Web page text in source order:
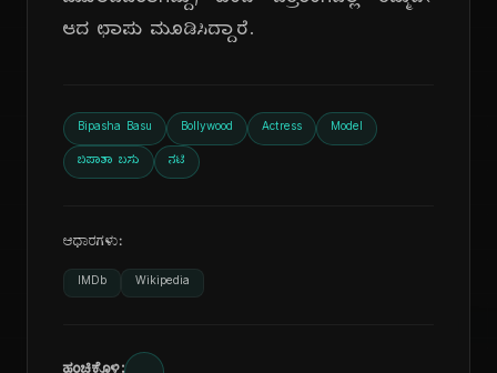
ಆದ ಛಾಪು ಮೂಡಿಸಿದ್ದಾರೆ.
Bipasha Basu Bollywood Actress Model
ಬಿಪಾಶಾ ಬಸು ನಟಿ
ಆಧಾರಗಳು:
IMDb Wikipedia